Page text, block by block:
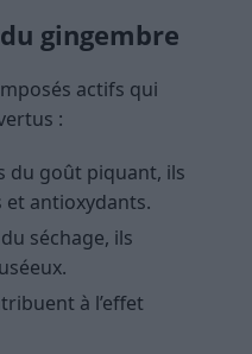
gingembre
actifs qui
:
du goût piquant, ils
antioxydants.
séchage, ils
à l’effet